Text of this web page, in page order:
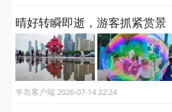
晴好转瞬即逝，游客抓紧赏景
半岛客户端 2026-07-14 22:24